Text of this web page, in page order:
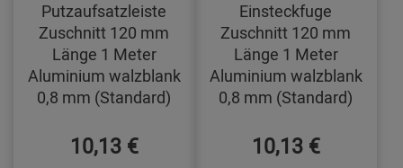
Putzaufsatzleiste
Zuschnitt 120 mm
Länge 1 Meter
Aluminium walzblank
0,8 mm (Standard)
10,13 €
Einsteckfuge
Zuschnitt 120 mm
Länge 1 Meter
Aluminium walzblank
0,8 mm (Standard)
10,13 €